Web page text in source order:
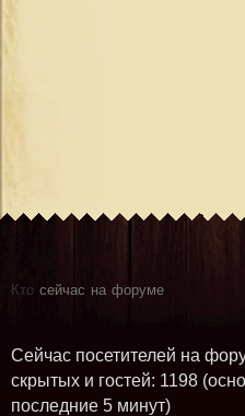
Кто сейчас на форуме
Сейчас посетителей на
скрытых и гостей: 1198
последние 5 минут)